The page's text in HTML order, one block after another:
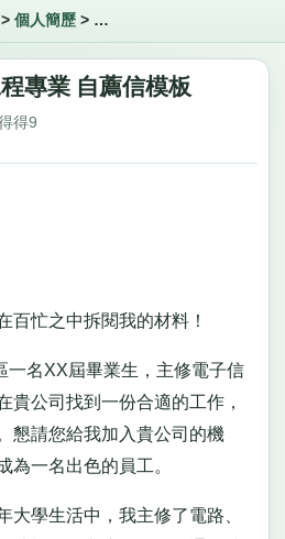
>個人簡歷 > 電子信息工程專業 自薦信
專業 自薦信模板
得9
忙之中拆閱我的材料！
名XX屆畢業生，主修電子信
貴公司找到一份合適的工作，
懇請您給我加入貴公司的機
為一名出色的員工。
學生活中，我主修了電路、